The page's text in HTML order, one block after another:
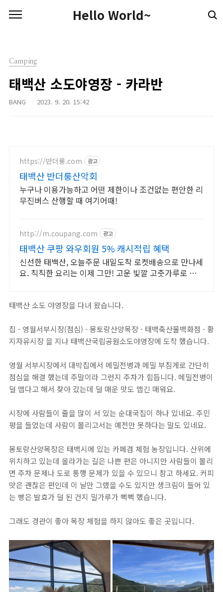
Hello World~
Camping
태백산 소도야영장 - 카라반
BANG 2023. 9. 20. 15:42
https://반더룽.com 광고
태백산 반더룽산악회
누구나 이용가능하고 어떤 제한이나 조건없는 편안한 리
무진버스 산행할 때 여기어때!
http://m.coupang.com 광고
태백산 쿠팡 와우회원 5% 캐시적립 혜택
신선한 태백산, 오늘주문 내일도착 로켓배송으로 만나세
요. 칙칙한 요리는 이제 그만! 고운 빛깔 고춧가루로 맛
태백산 소도 야영장을 다녀 왔습니다.
집 - 영월서부시장(점심) - 몽토랑산양목장 - 태백축산물백화점 - 황
지자유시장 을 지나 태백산국립공원소도야영장에 도착 했습니다.
영월 서부시장에서 대박집에서 메밀전병과 메밀 부침게로 간단히
점심을 해결 했는데 주말이라 그런지 주차가 힘듭니다. 메밀전병이
덜 맵다고 해서 찾아 갔는데 덜 매운 맛도 맵긴 매워요.
시장에 사람들이 줄을 많이 서 있는 순대국집이 하나 있네요. 주민
평을 들었는데 사람이 몰리고서는 예전만 못하다는 말도 있네요.
몽토랑산양목장은 태백시에 있는 카페겸 체험 농장입니다. 산위에
위치하고 있는데 올라가는 길은 나쁜 편은 아니지만 사람들이 몰리
면 주차 문제나 도로 통행 문제가 있을 수 있으니 참고 하세요. 커피
맛은 괜찮은 편인데 이 날만 그랬을 수도 있지만 생크림이 들어 있
는 빵은 발효가 덜 된 건지 밀가루가 뻑뻑 했습니다.
그래도 경관이 좋아 목장 체험을 하지 않아도 좋은 곳입니다.